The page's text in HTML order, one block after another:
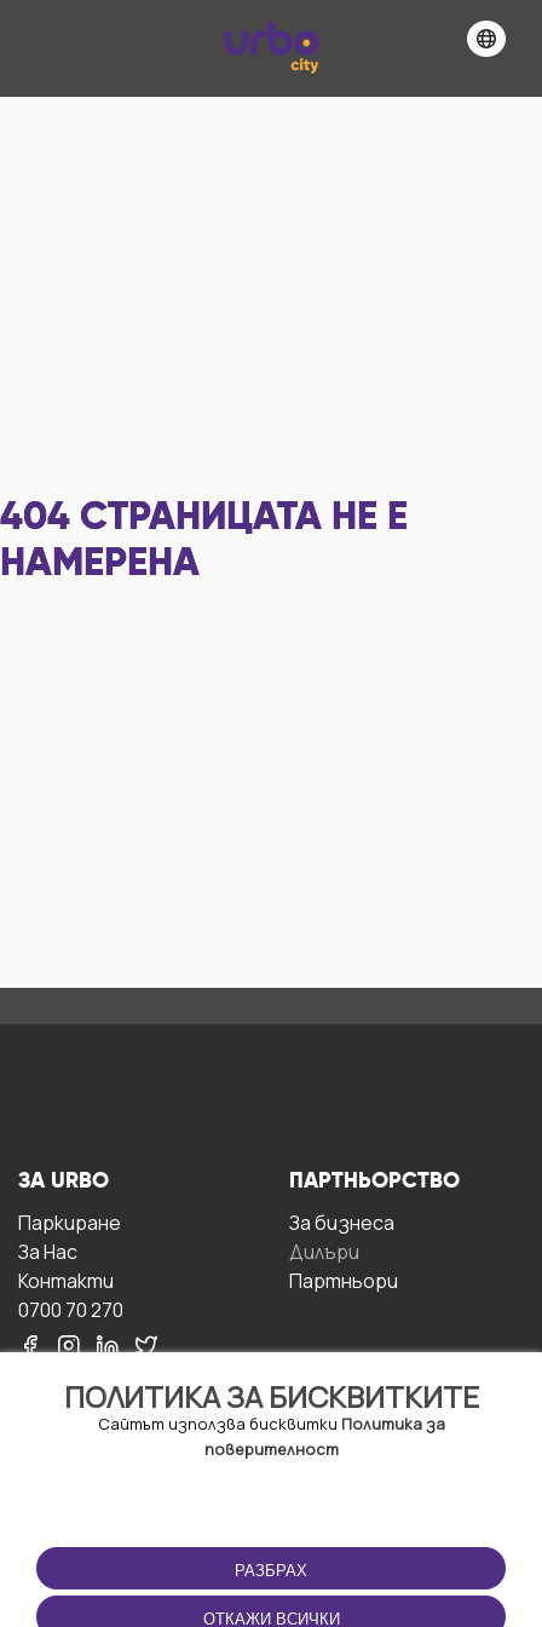
404 СТРАНИЦАТА НЕ Е
НАМЕРЕНА
ПОЛИТИКА ЗА БИСКВИТКИТЕ
Сайтът използва бисквитки Политика за
поверителност
РАЗБРАХ
ОТКАЖИ ВСИЧКИ
ЗА URBO
Паркиране
За Hас
Контакти
0700 70 270
ПАРТНЬОРСТВО
За бизнесa
Дилъри
Партньори
ПОЛЗВАНЕ
Правила и условия за
ползване
ПРИЛОЖЕНИЕТО